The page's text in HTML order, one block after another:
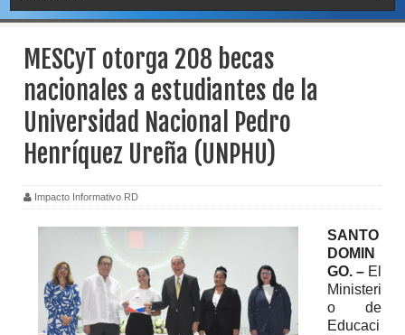
MESCyT otorga 208 becas
nacionales a estudiantes de la
Universidad Nacional Pedro
Henríquez Ureña (UNPHU)
Impacto Informativo RD
SANTO
DOMIN
GO. – El
Ministeri
o de
Educaci